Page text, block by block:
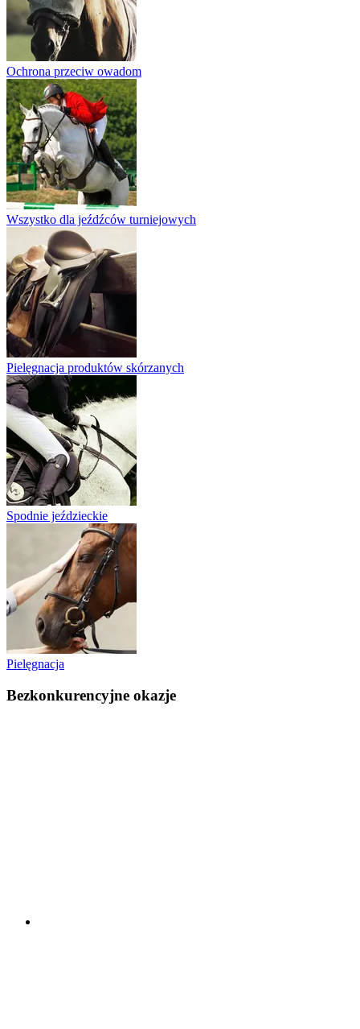
Ochrona przeciw owadom
Wszystko dla jeźdźców turniejowych
Pielęgnacja produktów skórzanych
Spodnie jeździeckie
Pielęgnacja
Bezkonkurencyjne okazje